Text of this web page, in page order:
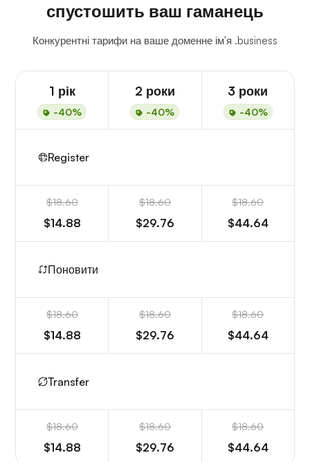
спустошить ваш гаманець
Конкурентні тарифи на ваше доменне ім'я .business
1 рік
-40%
2 роки
-40%
3 роки
-40%
Register
$18.60
$14.88
$18.60
$29.76
$18.60
$44.64
Поновити
$18.60
$14.88
$18.60
$29.76
$18.60
$44.64
Transfer
$18.60
$14.88
$18.60
$29.76
$18.60
$44.64